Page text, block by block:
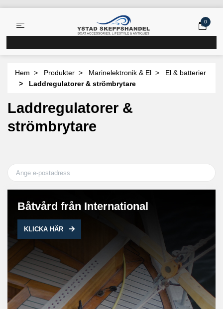
0
Båtvård från International
KLICKA HÄR
Hem Produkter Marinelektronik & El
El & batterier
Laddregulatorer & strömbrytare
Laddregulatorer &
strömbrytare